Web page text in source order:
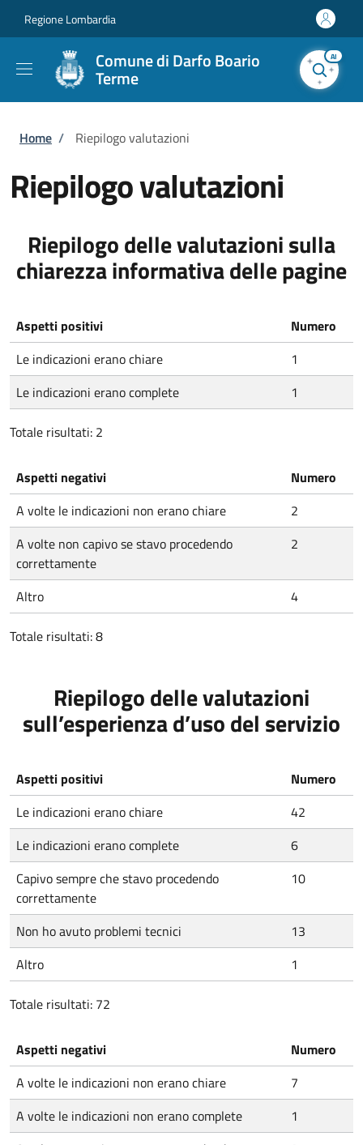
Regione Lombardia
Comune di Darfo Boario
Terme
AI
Briciole di pane
Home / Riepilogo valutazioni
Riepilogo valutazioni
Riepilogo delle valutazioni sulla
chiarezza informativa delle pagine
Aspetti positivi
Numero
Le indicazioni erano chiare
1
Le indicazioni erano complete
1
Totale risultati: 2
Aspetti negativi
Numero
A volte le indicazioni non erano chiare
2
A volte non capivo se stavo procedendo
correttamente
2
Altro 4
Totale risultati: 8
Riepilogo delle valutazioni
sull’esperienza d’uso del servizio
Aspetti positivi
Numero
Le indicazioni erano chiare
42
Le indicazioni erano complete
6
Capivo sempre che stavo procedendo
correttamente
10
Non ho avuto problemi tecnici
13
Altro
1
Totale risultati: 72
Aspetti negativi
Numero
A volte le indicazioni non erano chiare
7
A volte le indicazioni non erano complete
1